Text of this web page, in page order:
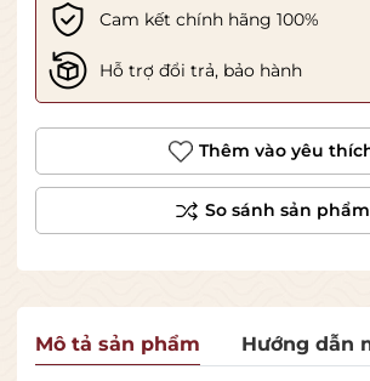
Cam kết chính hãng 100%
Hỗ trợ đổi trả, bảo hành
Thêm vào yêu
Mô tả sản phẩm Hướng dẫn